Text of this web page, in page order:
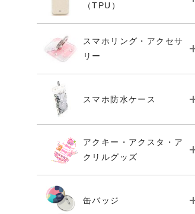
（TPU）
スマホリング・アクセサ
リー
スマホ防水ケース
アクキー・アクスタ・ア
クリルグッズ
缶バッジ